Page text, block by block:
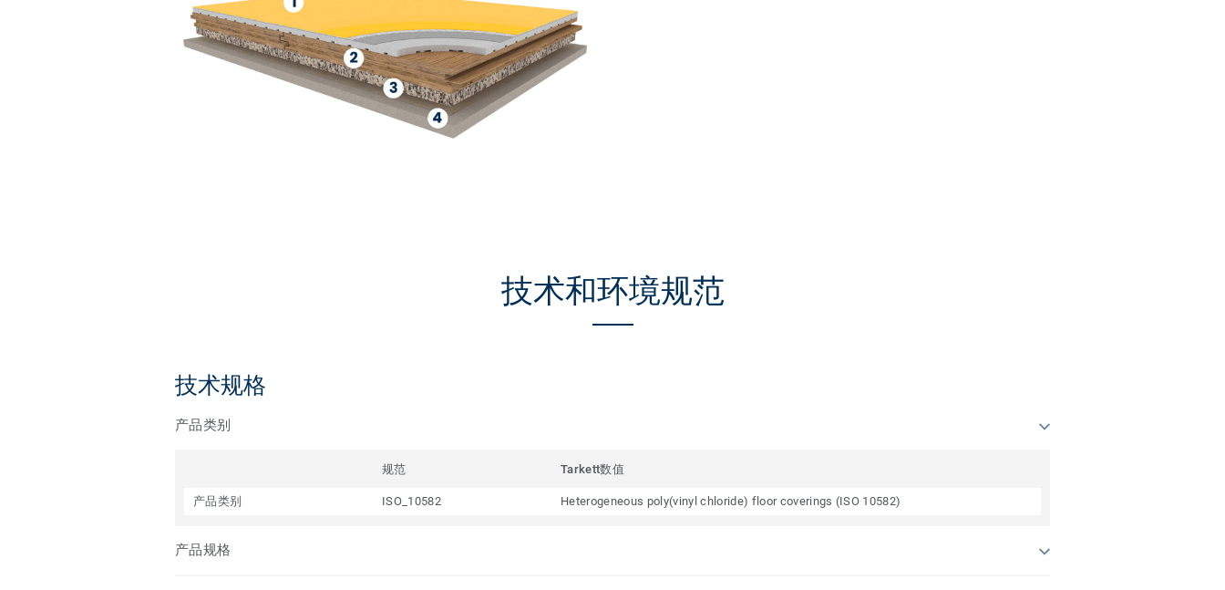
技术和环境规范
技术规格
产品类别
规范 Tarkett数值
产品类别 ISO_10582 Heterogeneous poly(vinyl chloride) floor coverings (ISO 10582)
产品规格